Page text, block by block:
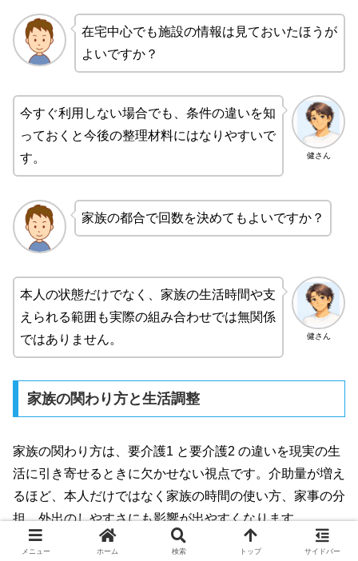
在宅中心でも施設の情報は見ておいたほうが
よいですか？
健さん
今すぐ利用しない場合でも、条件の違いを知
っておくと今後の整理材料にはなりやすいで
す。
家族の都合で回数を決めてもよいですか？
健さん
本人の状態だけでなく、家族の生活時間や支
えられる範囲も実際の組み合わせでは無関係
ではありません。
家族の関わり方と生活調整
家族の関わり方は、要介護1 と要介護2 の違いを現実の生
活に引き寄せるときに欠かせない視点です。介助量が増え
るほど、本人だけではなく家族の時間の使い方、家事の分
担、外出のしやすさにも影響が出やすくなります。
メニュー ホーム 検索 トップ サイドバー